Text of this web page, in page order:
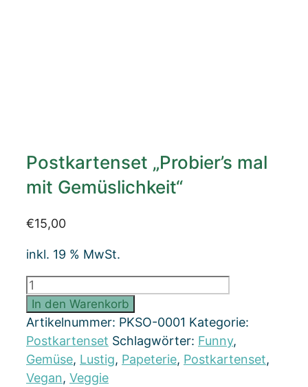
Postkartenset „Probier’s mal
mit Gemüslichkeit“
€15,00
inkl. 19 % MwSt.
Postkartenset
"Probier's
mal
mit
Gemüslichkeit"
Menge
In den Warenkorb
Artikelnummer: PKSO-0001 Kategorie:
Postkartenset Schlagwörter: Funny,
Gemüse, Lustig, Papeterie, Postkartenset,
Vegan, Veggie